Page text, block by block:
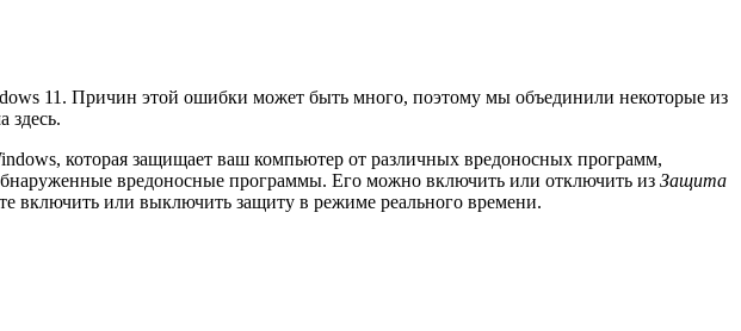
11. Причин этой ошибки может быть много, поэтому мы объединили некоторые из
здесь.
которая защищает ваш компьютер от различных вредоносных программ,
вредоносные программы. Его можно включить или отключить из Защита
включить или выключить защиту в режиме реального времени.